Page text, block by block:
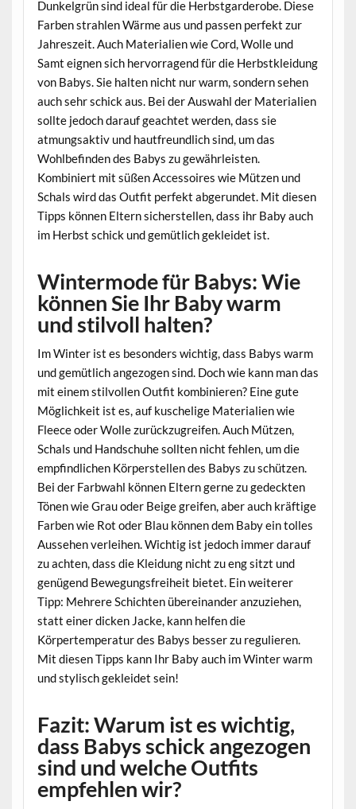
Dunkelgrün sind ideal für die Herbstgarderobe. Diese
Farben strahlen Wärme aus und passen perfekt zur
Jahreszeit. Auch Materialien wie Cord, Wolle und
Samt eignen sich hervorragend für die Herbstkleidung
von Babys. Sie halten nicht nur warm, sondern sehen
auch sehr schick aus. Bei der Auswahl der Materialien
sollte jedoch darauf geachtet werden, dass sie
atmungsaktiv und hautfreundlich sind, um das
Wohlbefinden des Babys zu gewährleisten.
Kombiniert mit süßen Accessoires wie Mützen und
Schals wird das Outfit perfekt abgerundet. Mit diesen
Tipps können Eltern sicherstellen, dass ihr Baby auch
im Herbst schick und gemütlich gekleidet ist.
Wintermode für Babys: Wie
können Sie Ihr Baby warm
und stilvoll halten?
Im Winter ist es besonders wichtig, dass Babys warm
und gemütlich angezogen sind. Doch wie kann man das
mit einem stilvollen Outfit kombinieren? Eine gute
Möglichkeit ist es, auf kuschelige Materialien wie
Fleece oder Wolle zurückzugreifen. Auch Mützen,
Schals und Handschuhe sollten nicht fehlen, um die
empfindlichen Körperstellen des Babys zu schützen.
Bei der Farbwahl können Eltern gerne zu gedeckten
Tönen wie Grau oder Beige greifen, aber auch kräftige
Farben wie Rot oder Blau können dem Baby ein tolles
Aussehen verleihen. Wichtig ist jedoch immer darauf
zu achten, dass die Kleidung nicht zu eng sitzt und
genügend Bewegungsfreiheit bietet. Ein weiterer
Tipp: Mehrere Schichten übereinander anzuziehen,
statt einer dicken Jacke, kann helfen die
Körpertemperatur des Babys besser zu regulieren.
Mit diesen Tipps kann Ihr Baby auch im Winter warm
und stylisch gekleidet sein!
Fazit: Warum ist es wichtig,
dass Babys schick angezogen
sind und welche Outfits
empfehlen wir?